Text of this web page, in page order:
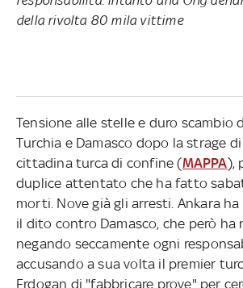
della rivolta 80 mila vittime
Tensione alle stelle e duro scambio
Turchia e Damasco dopo la strage
cittadina turca di confine (MAPPA),
duplice attentato che ha fatto
morti. Nove già gli arresti. Ankara
il dito contro Damasco, che però ha
negando seccamente ogni
accusando a sua volta il premier
Erdogan di "fabbricare prove" per